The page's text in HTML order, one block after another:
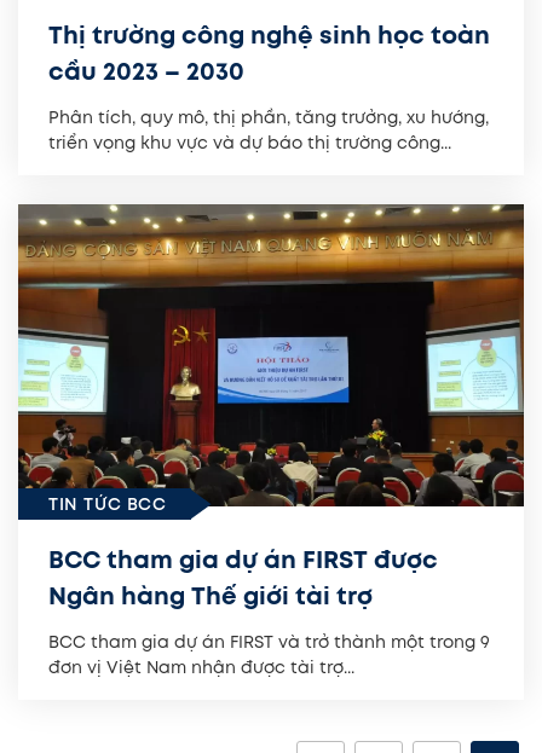
Thị trường công nghệ sinh học toàn
cầu 2023 – 2030
Phân tích, quy mô, thị phần, tăng trưởng, xu hướng,
triển vọng khu vực và dự báo thị trường công...
TIN TỨC BCC
BCC tham gia dự án FIRST được
Ngân hàng Thế giới tài trợ
BCC tham gia dự án FIRST và trở thành một trong 9
đơn vị Việt Nam nhận được tài trợ...